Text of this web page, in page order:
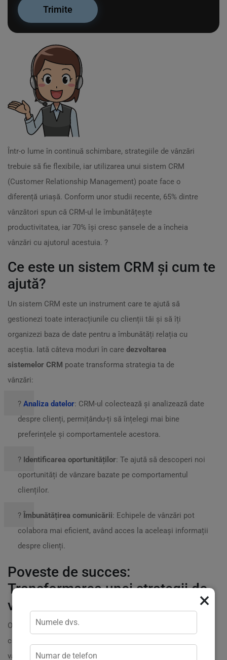
Într-o lume în continuă schimbare, strategiile de vânzări
trebuie să fie flexibile, iar utilizarea unui sistem CRM
(Customer Relationship Management) poate face o
diferență uriașă. Conform unor studii recente, 65% dintre
vânzători spun că CRM-ul le îmbunătățește
productivitatea, iar 70% își cresc șansele de a încheia
vânzări cu ajutorul acestuia. ?
Ce este un sistem CRM și cum te
ajută?
Un sistem CRM este un instrument care te ajută să
gestionezi toate interacțiunile cu clienții tăi și să îți
organizezi baza de date pentru a îmbunătăți relația cu
aceștia. Iată câteva moduri în care dezvoltarea
sistemelor CRM poate transforma strategia ta de
vânzări:
? Analiza datelor: CRM-ul colectează și analizează date
despre clienți, permițându-ți să înțelegi mai bine
preferințele și comportamentele acestora.
? Identificarea oportunităților: Te ajută să descoperi noi
oportunități de vânzare bazate pe comportamentul
clienților.
? Îmbunătățirea comunicării: Echipele de vânzări pot
colabora mai eficient, având acces la aceleași informații
despre clienți.
Poveste de succes:
Transformarea unei strategii de
vânzări prin CRM
O poveste inspiratoare vine de la
care a decis să își restructureze complet strategia de
vânzări. După ce a implementat un sistem CRM, a
×